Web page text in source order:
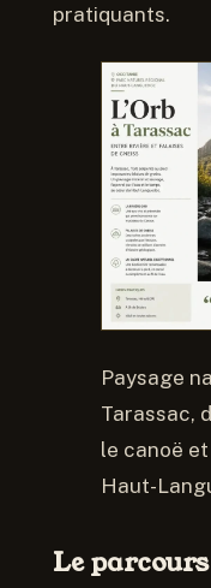
pratiquants.
Paysage
Tarassac,
le canoë
Haut-
Le